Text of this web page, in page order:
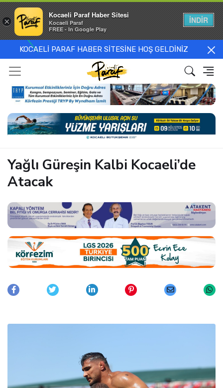
KOCAELİ PARAF HABER SİTESİNE HOŞ GELDİNİZ
Yağlı Güreşin Kalbi Kocaeli’de
Atacak
×
Kocaeli Paraf Haber Sitesi
Kocaeli Paraf
FREE - In Google Play
İNDİR